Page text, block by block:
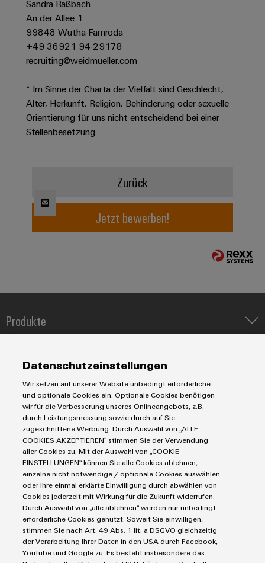
Wasseraufbereitung
&
Abwasseraufbereitung
Lösungen
die
Wasser-
und
Abwasserindustrie
Wasserstoff
Windenergie
Zubehör
Werkzeuge
Automaten
Software
Markierer
Industriedrucker
Infrastructure
Kundenspezifische
Kabelkonfektionierung
Produktinnovationen
Praxisnahe
Verbindungen für
Ihre Industrie.
Unsere Neuheiten
im Bereich
Industrial
Connectivity.
Sandra Raßbach
An der Allee 1
99848 Wutha-Farnroda
+49 36921 94-29178
recruiting@weidmueller.com
* Im Sinne der Charta der Vielfalt sind Geschlecht,
Alter, Herkunft, Religion, Behinderung oder sexuelle
Orientierung für uns nicht entscheidend bei einer
Stellenbesetzung.
Zurück
Jetzt bewerben!
Produkte
Koppelrelais
Leiterplattensteckverbinder und Leiterplattenklemmen
Markierungssysteme
Reihenklemmen
Stromversorgungen
Industrial IoT
Industrial Security
Single Pair Ethernet
Smart Metering
SNAP IN Anschlusstechnologie
Workplace Solutions
Service
Connectivity Consulting
eShop / Digitale Bestellmöglichkeiten
Engineering-Daten
PCB Connector Services
Support Center
Technische Produktkataloge
Weidmüller Configurator
Industrien
Datencenter
Gerätehersteller
Maschinenbau
Photovoltaik
Wasserstoff
Weidmüller Industry Match
Windenergie
Impressum
Einkaufs- /Lieferanteninformationen
Datenschutzerklärung
Cookie Richtlinie
Cookie Einstellungen
Datenschutzeinstellungen
Wir setzen auf unserer Website unbedingt erforderliche
und optionale Cookies ein. Optionale Cookies benötigen
wir für die Verbesserung unseres Onlineangebots, z.B.
durch Leistungsmessung sowie durch auf Sie
zugeschnittene Werbung. Durch Auswahl von „ALLE
COOKIES AKZEPTIEREN“ stimmen Sie der Verwendung
aller Cookies zu. Mit der Auswahl von „COOKIE-
EINSTELLUNGEN“ können Sie alle Cookies ablehnen,
einzelne nicht notwendige / optionale Cookies auswählen
oder Ihre einmal erklärte Einwilligung durch abwählen von
Cookies jederzeit mit Wirkung für die Zukunft widerrufen.
Durch Auswahl von „alle ablehnen“ werden nur unbedingt
erforderliche Cookies genutzt. Soweit Sie einwilligen,
stimmen Sie nach Art. 49 Abs. 1 lit. a DSGVO gleichzeitig
der Verarbeitung Ihrer Daten in den USA durch Facebook,
Youtube und Google zu. Es besteht insbesondere das